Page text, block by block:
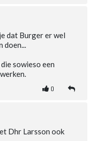
dat Burger er wel
doen...
sowieso een
0
Dhr Larsson ook